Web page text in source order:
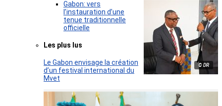
© DR
Gabon: vers
l’instauration d’une
tenue traditionnelle
officielle
Les plus lus
Le Gabon envisage la création
d’un festival international du
Mvet